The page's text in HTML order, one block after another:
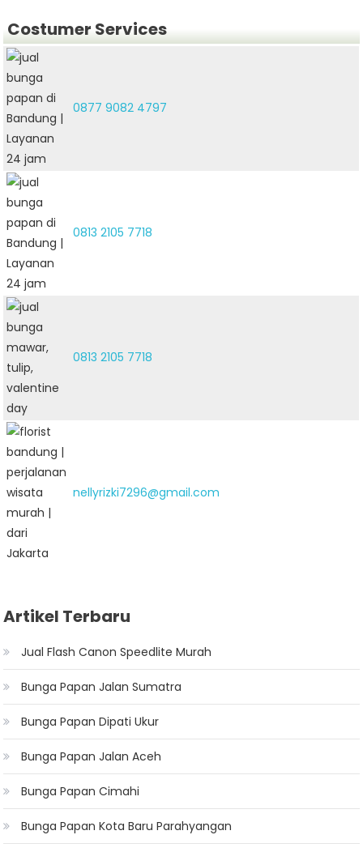
Costumer Services
0877 9082 4797
0813 2105 7718
0813 2105 7718
nellyrizki7296@gmail.com
Artikel Terbaru
Jual Flash Canon Speedlite Murah
Bunga Papan Jalan Sumatra
Bunga Papan Dipati Ukur
Bunga Papan Jalan Aceh
Bunga Papan Cimahi
Bunga Papan Kota Baru Parahyangan